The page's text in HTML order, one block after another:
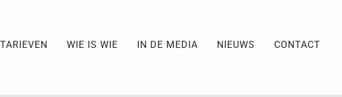
TARIEVEN WIE IS WIE IN DE MEDIA NIEUWS CONTACT